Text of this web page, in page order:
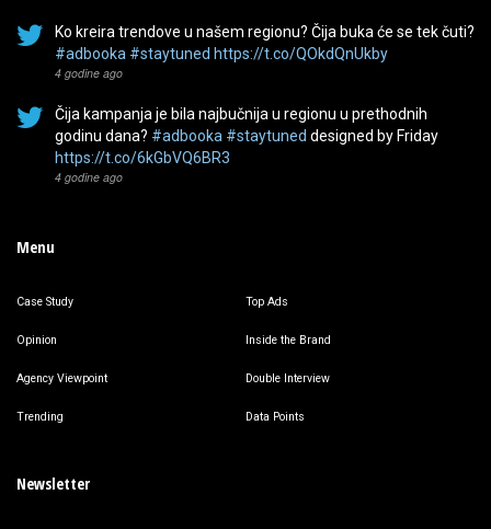
Ko kreira trendove u našem regionu? Čija buka će se tek čuti?
#adbooka #staytuned https://t.co/QOkdQnUkby
4 godine ago
Čija kampanja je bila najbučnija u regionu u prethodnih
godinu dana? #adbooka #staytuned designed by Friday
https://t.co/6kGbVQ6BR3
4 godine ago
Menu
Case Study Top Ads
Opinion Inside the Brand
Agency Viewpoint Double Interview
Trending Data Points
Newsletter